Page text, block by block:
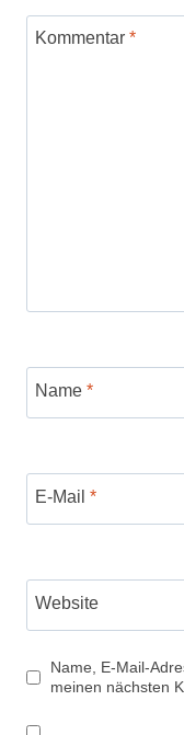
Kommentar *
Name *
E-Mail *
Website
Name, E-Mail-
meinen nächsten